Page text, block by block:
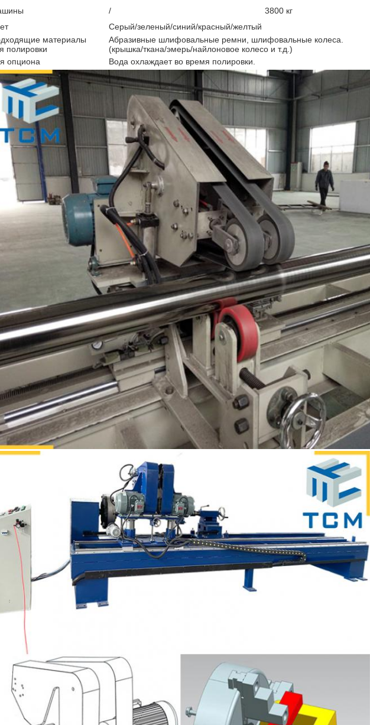
/
3800 кг
Серый/зеленый/синий/красный/желтый
материалы
полировки
Абразивные шлифовальные ремни, шлифовальные колеса.
(крышка/ткана/эмерь/найлоновое колесо и т.д.)
опциона
Вода охлаждает во время полировки.